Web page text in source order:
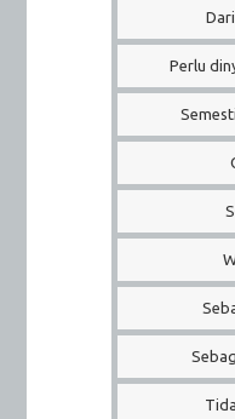
Perlu